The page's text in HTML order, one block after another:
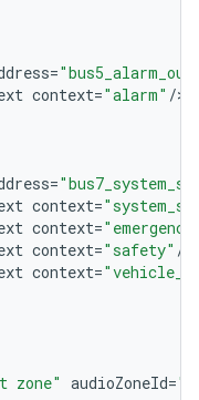
=
context="alarm" /
=
context=
context=
context="safety" /
context=
zone" audioZoneId=